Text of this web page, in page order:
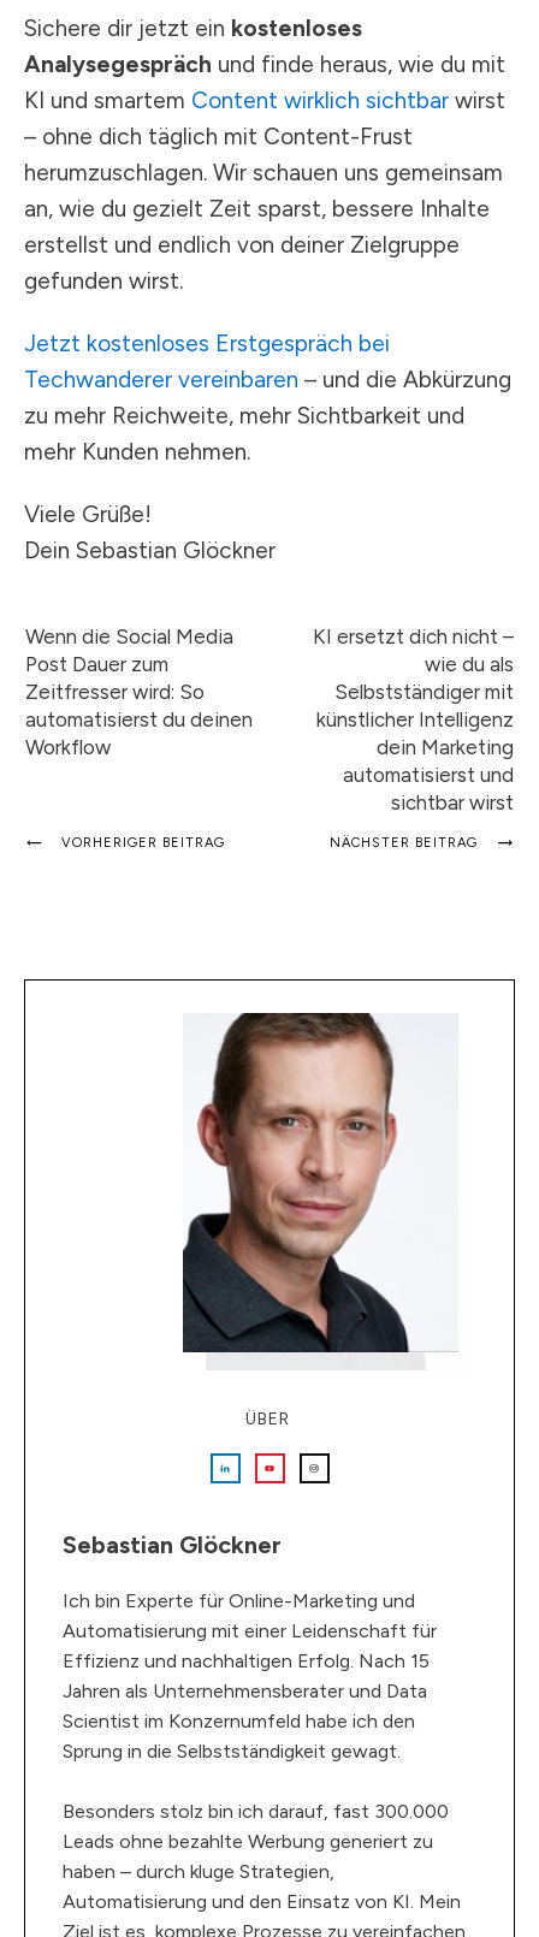
Sichere dir jetzt ein kostenloses
Analysegespräch und finde heraus, wie du mit
KI und smartem Content wirklich sichtbar wirst
– ohne dich täglich mit Content-Frust
herumzuschlagen. Wir schauen uns gemeinsam
an, wie du gezielt Zeit sparst, bessere Inhalte
erstellst und endlich von deiner Zielgruppe
gefunden wirst.
Jetzt kostenloses Erstgespräch bei
Techwanderer vereinbaren – und die Abkürzung
zu mehr Reichweite, mehr Sichtbarkeit und
mehr Kunden nehmen.
Viele Grüße!
Dein Sebastian Glöckner
Wenn die Social Media
Post Dauer zum
Zeitfresser wird: So
automatisierst du deinen
Workflow
KI ersetzt dich nicht –
wie du als
Selbstständiger mit
künstlicher Intelligenz
dein Marketing
automatisierst und
sichtbar wirst
VORHERIGER BEITRAG NÄCHSTER BEITRAG
ÜBER
Sebastian Glöckner
Ich bin Experte für Online-Marketing und
Automatisierung mit einer Leidenschaft für
Effizienz und nachhaltigen Erfolg. Nach 15
Jahren als Unternehmensberater und Data
Scientist im Konzernumfeld habe ich den
Sprung in die Selbstständigkeit gewagt.
Besonders stolz bin ich darauf, fast 300.000
Leads ohne bezahlte Werbung generiert zu
haben – durch kluge Strategien,
Automatisierung und den Einsatz von KI. Mein
Ziel ist es, komplexe Prozesse zu vereinfachen